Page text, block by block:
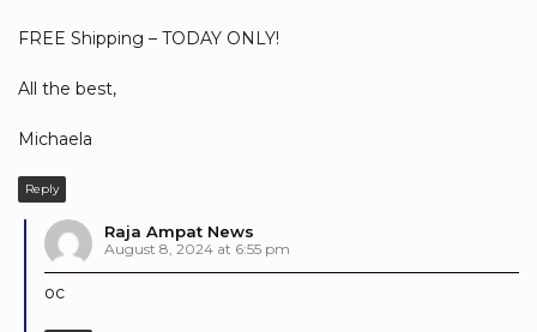
FREE Shipping – TODAY ONLY!
All the best,
Michaela
Reply
Raja Ampat News
August 8, 2024 at 6:55 pm
oc